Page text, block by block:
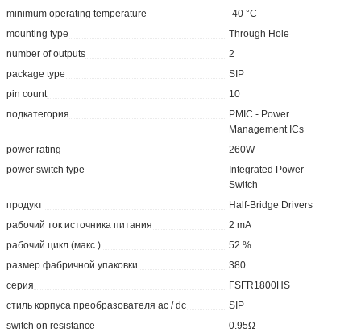
minimum operating temperature
-40 °C
mounting type
Through Hole
number of outputs
2
package type
SIP
pin count
10
подкатегория
PMIC - Power
Management ICs
power rating
260W
power switch type
Integrated Power
Switch
продукт
Half-Bridge Drivers
рабочий ток источника питания
2 mA
рабочий цикл (макс.)
52 %
размер фабричной упаковки
380
серия
FSFR1800HS
стиль корпуса преобразователя ac / dc
SIP
switch on resistance
0.95Ω